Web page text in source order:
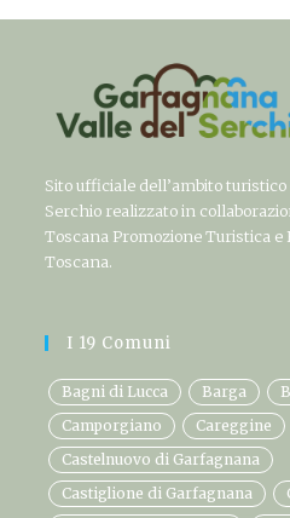
Sito ufficiale dell’ambito
Serchio realizzato in
Toscana Promozione Turistica e
Toscana.
I 19 Comuni
Bagni di Lucca Barga
Camporgiano
Careggine
Castelnuovo di Garfagnana
Castiglione di Garfagnana